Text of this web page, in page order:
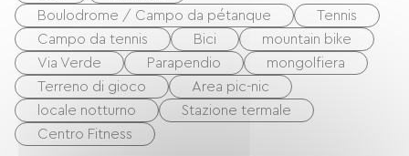
Boulodrome / Campo da pétanque
Tennis
Campo da tennis
Bici
mountain bike
Via Verde
Parapendio
mongolfiera
Terreno di gioco
Area pic-nic
locale notturno
Stazione termale
Centro Fitness